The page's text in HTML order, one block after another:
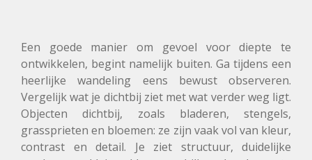
Een goede manier om gevoel voor diepte te
ontwikkelen, begint namelijk buiten. Ga tijdens een
heerlijke wandeling eens bewust observeren.
Vergelijk wat je dichtbij ziet met wat verder weg ligt.
Objecten dichtbij, zoals bladeren, stengels,
grassprieten en bloemen: ze zijn vaak vol van kleur,
contrast en detail. Je ziet structuur, duidelijke